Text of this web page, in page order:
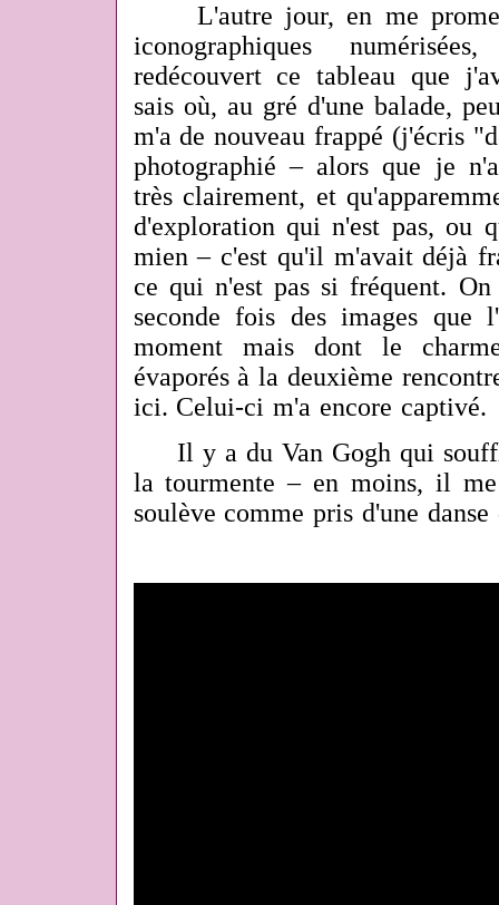
L'autre jour, en me
iconographiques
redécouvert ce tableau que
sais où, au gré d'une balade,
m'a de nouveau frappé (j'écris
photographié – alors que je
très clairement, et
d'exploration qui n'est pas, ou
mien – c'est qu'il m'avait déjà
ce qui n'est pas si fréquent.
seconde fois des images que
moment mais dont le
évaporés à la deuxième
ici. Celui-ci m'a encore captivé.
Il y a du Van Gogh qui
la tourmente – en moins, il
soulève comme pris d'une